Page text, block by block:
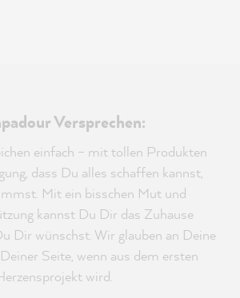
Versprechen:
einfach – mit tollen Produkten
dass Du alles schaffen kannst,
Mit ein bisschen Mut und
kannst Du Dir das Zuhause
Dir wünschst. Wir glauben an Deine
Seite, wenn aus dem ersten
wird.